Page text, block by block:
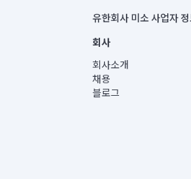
유한회사 미소 사업자
사업자등록번호 : 291-
통신판매신고번호 :
대표이사 : CHING
주소 | 본사: 서울특별시
컨택센터 : 서울특별시
회사
회사소개
채용
블로그